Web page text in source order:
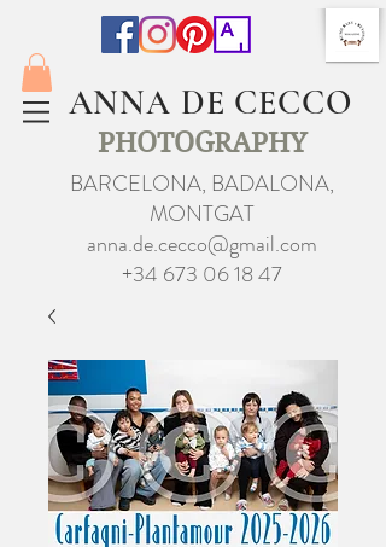
ANNA DE CECCO
PHOTOGRAPHY
BARCELONA, BADALONA,
MONTGAT
anna.de.cecco@gmail.com
+34 673 06 18 47